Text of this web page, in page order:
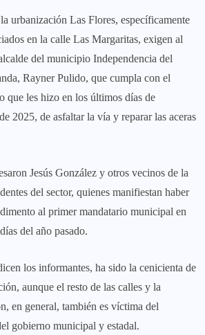
urbanización Las Flores, específicamente
en la calle Las Margaritas, exigen al
del municipio Independencia del
Rayner Pulido, que cumpla con el
que les hizo en los últimos días de
2025, de asfaltar la vía y reparar las aceras
Jesús González y otros vecinos de la
del sector, quienes manifiestan haber
al primer mandatario municipal en
del año pasado.
los informantes, ha sido la cenicienta de
aunque el resto de las calles y la
en general, también es víctima del
gobierno municipal y estadal.